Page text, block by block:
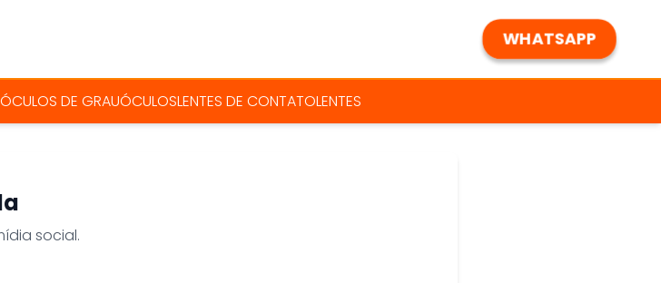
WHATSAPP
ÓCULOS DE GRAUÓCULOSLENTES DE CONTATOLENTES
social.